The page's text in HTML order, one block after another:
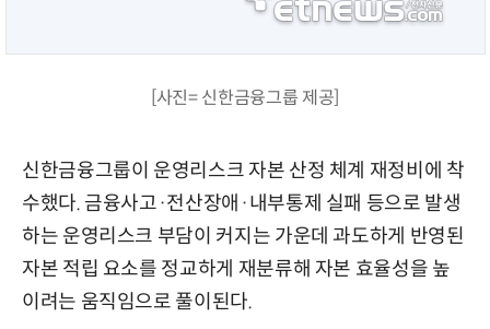
[사진= 신한금융그룹 제공]
신한금융그룹이 운영리스크 자본 산정 체계 재정비에 착
수했다. 금융사고·전산장애·내부통제 실패 등으로 발생
하는 운영리스크 부담이 커지는 가운데 과도하게 반영된
자본 적립 요소를 정교하게 재분류해 자본 효율성을 높
이려는 움직임으로 풀이된다.